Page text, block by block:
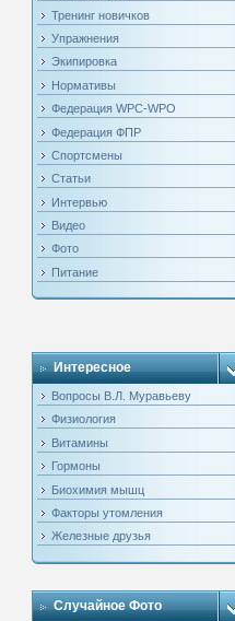
Тренинг новичков
Упражнения
Экипировка
Нормативы
Федерация WPC-WPO
Федерация ФПР
Спортсмены
Статьи
Интервью
Видео
Фото
Питание
Интересное
Вопросы В.Л. Муравьеву
Физиология
Витамины
Гормоны
Биохимия мышц
Факторы утомления
Железные друзья
Случайное Фото